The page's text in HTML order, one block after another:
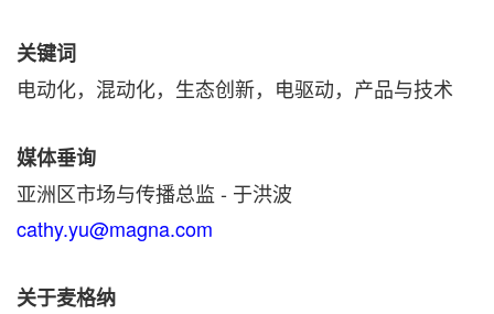
关键词
电动化，混动化，生态创新，电驱动，产品与技术
媒体垂询
亚洲区市场与传播总监 - 于洪波
cathy.yu@magna.com
关于麦格纳